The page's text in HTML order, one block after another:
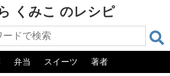
くみこ のレシピ
弁当 スイーツ 著者